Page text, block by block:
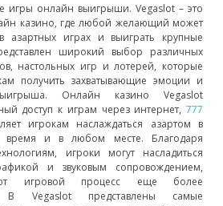
игры онлайн выигрыши. Vegaslot – это
казино, где любой желающий может
азартных играх и выиграть крупные
широкий выбор различных
настольных игр и лотерей, которые
получить захватывающие эмоции и
Онлайн казино Vegaslot
доступ к играм через интернет, 777
игрокам наслаждаться азартом в
время и в любом месте. Благодаря
игроки могут насладиться
и звуковым сопровождением,
игровой процесс еще более
В Vegaslot представлены самые